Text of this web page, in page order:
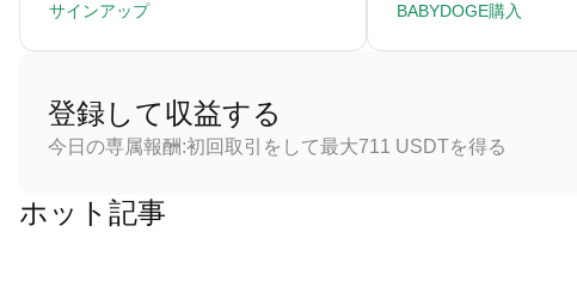
サインアップ
BABYDOGE購入
登録して収益する
今日の専属報酬:初回取引をして最大711 USDTを得る
ホット記事